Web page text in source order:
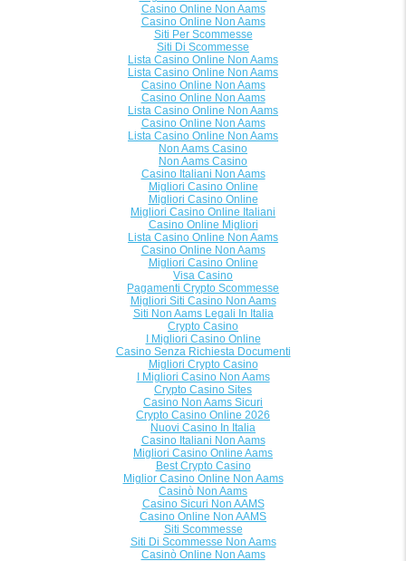
Casino Online Non Aams
Casino Online Non Aams
Siti Per Scommesse
Siti Di Scommesse
Lista Casino Online Non Aams
Lista Casino Online Non Aams
Casino Online Non Aams
Casino Online Non Aams
Lista Casino Online Non Aams
Casino Online Non Aams
Lista Casino Online Non Aams
Non Aams Casino
Non Aams Casino
Casino Italiani Non Aams
Migliori Casino Online
Migliori Casino Online
Migliori Casino Online Italiani
Casino Online Migliori
Lista Casino Online Non Aams
Casino Online Non Aams
Migliori Casino Online
Visa Casino
Pagamenti Crypto Scommesse
Migliori Siti Casino Non Aams
Siti Non Aams Legali In Italia
Crypto Casino
I Migliori Casino Online
Casino Senza Richiesta Documenti
Migliori Crypto Casino
I Migliori Casino Non Aams
Crypto Casino Sites
Casino Non Aams Sicuri
Crypto Casino Online 2026
Nuovi Casino In Italia
Casino Italiani Non Aams
Migliori Casino Online Aams
Best Crypto Casino
Miglior Casino Online Non Aams
Casinò Non Aams
Casino Sicuri Non AAMS
Casino Online Non AAMS
Siti Scommesse
Siti Di Scommesse Non Aams
Casinò Online Non Aams